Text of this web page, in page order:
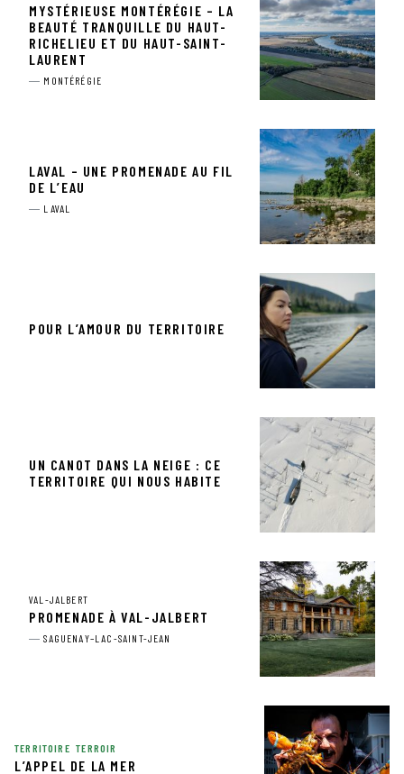
MYSTÉRIEUSE MONTÉRÉGIE – LA
BEAUTÉ TRANQUILLE DU HAUT-
RICHELIEU ET DU HAUT-SAINT-
LAURENT
MONTÉRÉGIE
LAVAL – UNE PROMENADE AU FIL
DE L’EAU
LAVAL
POUR L’AMOUR DU TERRITOIRE
UN CANOT DANS LA NEIGE : CE
TERRITOIRE QUI NOUS HABITE
VAL-JALBERT
PROMENADE À VAL-JALBERT
SAGUENAY–LAC-SAINT-JEAN
TERRITOIRE TERROIR
L’APPEL DE LA MER